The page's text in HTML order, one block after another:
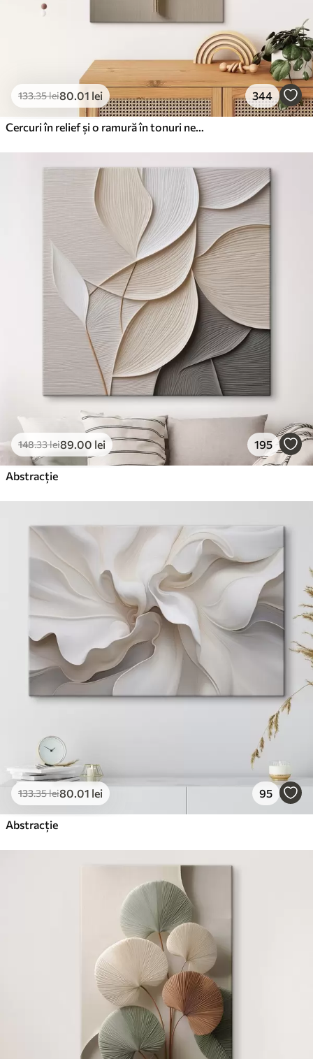
133.35lei80.01 lei 344
Cercuri în relief și o ramură în tonuri neutre calde
148.33lei89.00 lei 195
Abstracție
133.35lei80.01 lei 95
Abstracție